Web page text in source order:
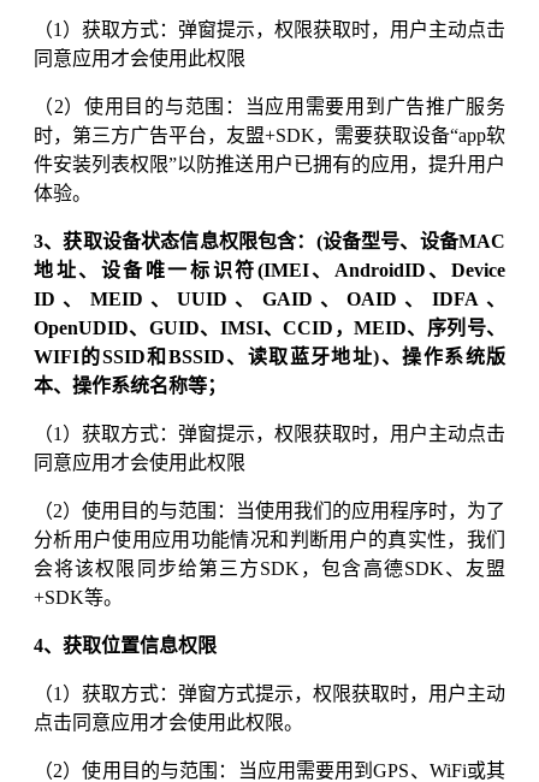
（1）获取方式：弹窗提示，权限获取时，用户主动点击
同意应用才会使用此权限
（2）使用目的与范围：当应用需要用到广告推广服务
时，第三方广告平台，友盟+SDK，需要获取设备“app软
件安装列表权限”以防推送用户已拥有的应用，提升用户
体验。
3、获取设备状态信息权限包含：(设备型号、设备MAC
地址、设备唯一标识符(IMEI、AndroidID、Device
ID、MEID、UUID、GAID、OAID、IDFA、
OpenUDID、GUID、IMSI、CCID，MEID、序列号、
WIFI的SSID和BSSID、读取蓝牙地址)、操作系统版
本、操作系统名称等；
（1）获取方式：弹窗提示，权限获取时，用户主动点击
同意应用才会使用此权限
（2）使用目的与范围：当使用我们的应用程序时，为了
分析用户使用应用功能情况和判断用户的真实性，我们
会将该权限同步给第三方SDK，包含高德SDK、友盟
+SDK等。
4、获取位置信息权限
（1）获取方式：弹窗方式提示，权限获取时，用户主动
点击同意应用才会使用此权限。
（2）使用目的与范围：当应用需要用到GPS、WiFi或其